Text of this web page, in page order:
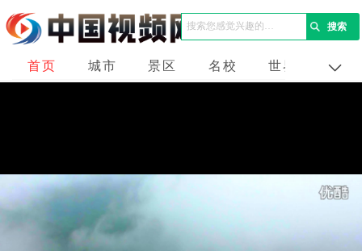
首页 城市 景区 名校 世界 企业